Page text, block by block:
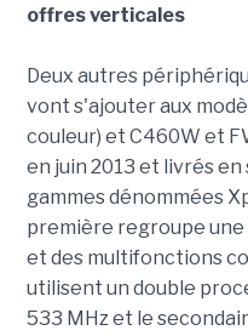
offres verticales
Deux autres
vont s'ajouter aux
couleur) et C460W et
en juin 2013 et livrés
gammes dénommées
première regroupe une
et des multifonctions
utilisent un double
533 MHz et le